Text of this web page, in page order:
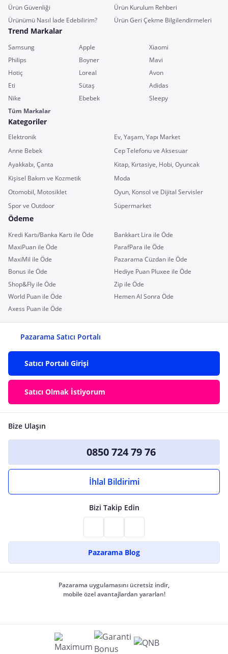
Ürün Güvenliği
Ürün Kurulum Rehberi
Ürünümü Nasıl İade Edebilirim?
Ürün Geri Çekme Bilgilendirmeleri
Trend Markalar
Samsung Apple
Xiaomi
Philips
Boyner
Mavi
Hotiç
Loreal
Avon
Eti
Sütaş
Adidas
Nike
Ebebek
Sleepy
Tüm Markalar
Kategoriler
Elektronik
Ev, Yaşam, Yapı Market
Anne Bebek
Cep Telefonu ve Aksesuar
Ayakkabı, Çanta
Kitap, Kırtasiye, Hobi, Oyuncak
Kişisel Bakım ve Kozmetik
Moda
Otomobil, Motosiklet
Oyun, Konsol ve Dijital Servisler
Spor ve Outdoor
Süpermarket
Ödeme
Kredi Kartı/Banka Kartı ile Öde
Bankkart Lira ile Öde
MaxiPuan ile Öde
ParafPara ile Öde
MaxiMil ile Öde
Pazarama Cüzdan ile Öde
Bonus ile Öde
Hediye Puan Pluxee ile Öde
Shop&Fly ile Öde
Zip ile Öde
World Puan ile Öde
Hemen Al Sonra Öde
Axess Puan ile Öde
Pazarama Satıcı Portalı
Satıcı Portalı Girişi
Satıcı Olmak İstiyorum
Bize Ulaşın
0850 724 79 76
İhlal Bildirimi
Bizi Takip Edin
Pazarama Blog
Pazarama uygulamasını ücretsiz indir,
mobile özel avantajlardan yararlan!